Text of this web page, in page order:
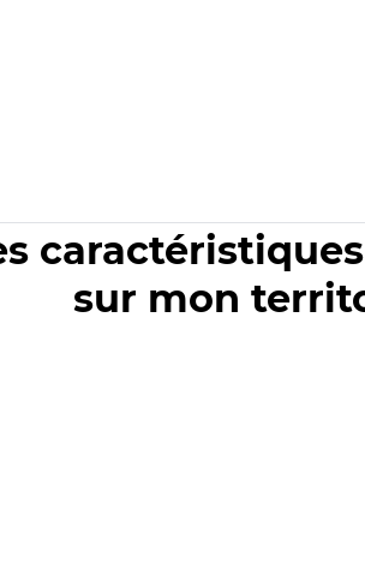
sur mon